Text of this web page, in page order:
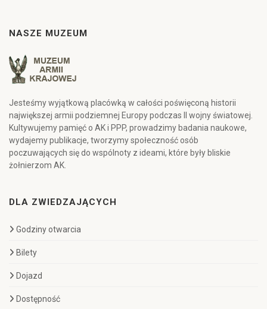
NASZE MUZEUM
Jesteśmy wyjątkową placówką w całości poświęconą historii
największej armii podziemnej Europy podczas II wojny światowej.
Kultywujemy pamięć o AK i PPP, prowadzimy badania naukowe,
wydajemy publikacje, tworzymy społeczność osób
poczuwających się do wspólnoty z ideami, które były bliskie
żołnierzom AK.
DLA ZWIEDZAJĄCYCH
Godziny otwarcia
Bilety
Dojazd
Dostępność